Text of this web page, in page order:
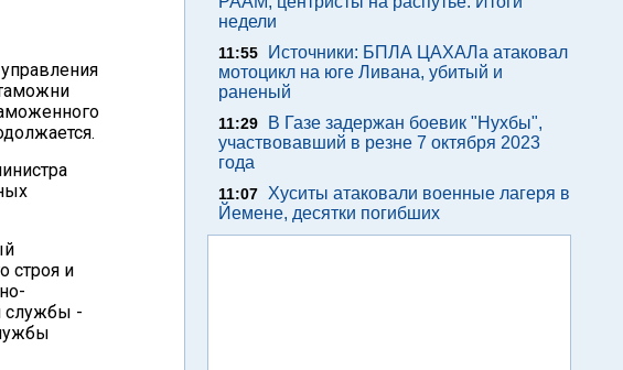
строя и
службы -
недели
11:55
Источники: БПЛА ЦАХАЛа атаковал
мотоцикл на юге Ливана, убитый и
раненый
11:29
В Газе задержан боевик "Нухбы",
участвовавший в резне 7 октября 2023
года
11:07
Хуситы атаковали военные лагеря в
Йемене, десятки погибших